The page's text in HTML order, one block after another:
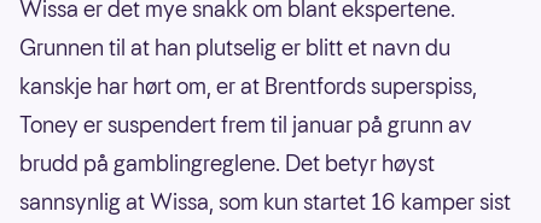
Wissa er det mye snakk om blant ekspertene.
Grunnen til at han plutselig er blitt et navn du
kanskje har hørt om, er at Brentfords superspiss,
Toney er suspendert frem til januar på grunn av
brudd på gamblingreglene. Det betyr høyst
sannsynlig at Wissa, som kun startet 16 kamper sist